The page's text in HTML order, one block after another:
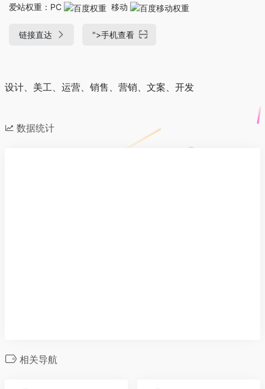
爱站权重： PC 移动
链接直达 ">手机查看
设计、美工、运营、销售、营销、文案、开发
数据统计
相关导航